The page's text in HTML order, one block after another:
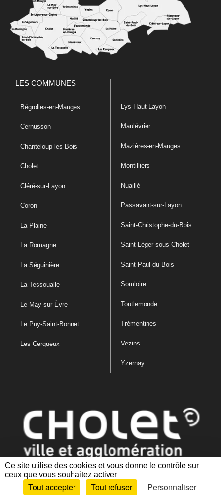
Ce site utilise des cookies et vous donne le contrôle sur
ceux que vous souhaitez activer
Tout accepter Tout refuser
Personnaliser
LES COMMUNES
Bégrolles-en-Mauges
Cernusson
Chanteloup-les-Bois
Cholet
Cléré-sur-Layon
Coron
La Plaine
La Romagne
La Séguinière
La Tessoualle
Le May-sur-Èvre
Le Puy-Saint-Bonnet
Les Cerqueux
Lys-Haut-Layon
Maulévrier
Mazières-en-Mauges
Montilliers
Nuaillé
Passavant-sur-Layon
Saint-Christophe-du-Bois
Saint-Léger-sous-Cholet
Saint-Paul-du-Bois
Somloire
Toutlemonde
Trémentines
Vezins
Yzernay
Mentions légales|Politique de confidentialité
des cookies |Plan du site Accessibilité : partiellement conforme